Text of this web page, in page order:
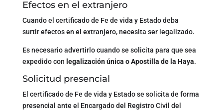
Efectos en el extranjero
Cuando el certificado de Fe de vida y Estado deba
surtir efectos en el extranjero, necesita ser legalizado.
Es necesario advertirlo cuando se solicita para que sea
expedido con legalización única o Apostilla de la Haya.
Solicitud presencial
El certificado de Fe de vida y Estado se solicita de forma
presencial ante el Encargado del Registro Civil del